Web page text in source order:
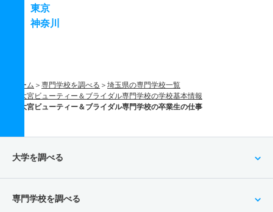
東京
神奈川
ホーム 専門学校を調べる
埼玉県の専門学校一覧
大宮ビューティー＆ブライダル専門学校の学校基本情報
大宮ビューティー＆ブライダル専門学校の卒業生の仕事
大学を調べる
専門学校を調べる